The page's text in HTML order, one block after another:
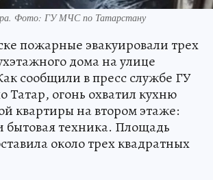
Фото: ГУ МЧС по Татарстану
пожарные эвакуировали трех
дома на улице
сообщили в пресс службе ГУ
Татар, огонь охватил кухню
квартиры на втором этаже:
бытовая техника. Площадь
около трех квадратных